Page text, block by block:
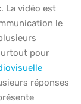
La vidéo est
le
pour
réponses